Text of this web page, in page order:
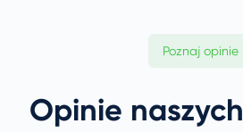
Poznaj opinie
Opinie naszych